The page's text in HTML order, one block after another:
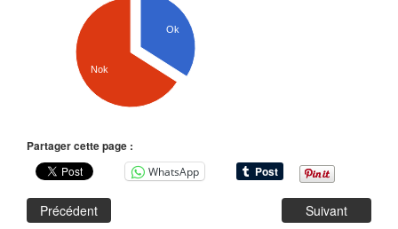
Ok
Nok
Partager cette page :
WhatsApp
Précédent Suivant